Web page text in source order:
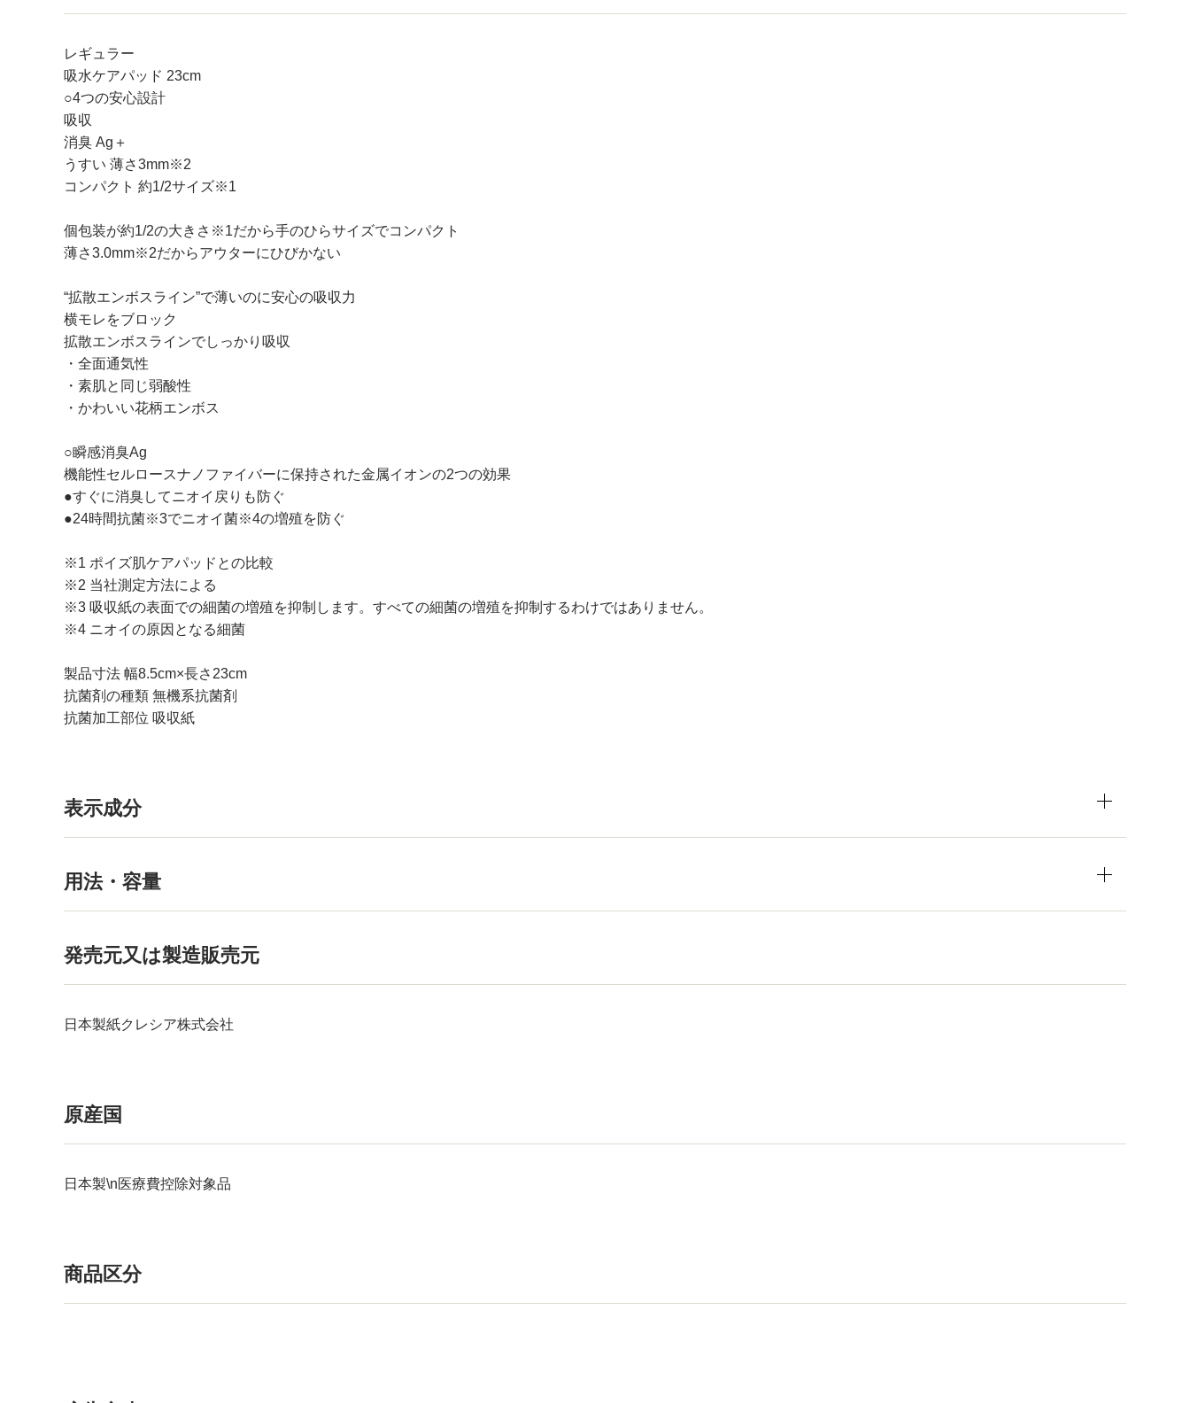
レギュラー
吸水ケアパッド 23cm
○4つの安心設計
吸収
消臭 Ag＋
うすい 薄さ3mm※2
コンパクト 約1/2サイズ※1
個包装が約1/2の大きさ※1だから手のひらサイズでコンパクト
薄さ3.0mm※2だからアウターにひびかない
“拡散エンボスライン”で薄いのに安心の吸収力
横モレをブロック
拡散エンボスラインでしっかり吸収
・全面通気性
・素肌と同じ弱酸性
・かわいい花柄エンボス
○瞬感消臭Ag
機能性セルロースナノファイバーに保持された金属イオンの2つの効果
●すぐに消臭してニオイ戻りも防ぐ
●24時間抗菌※3でニオイ菌※4の増殖を防ぐ
※1 ポイズ肌ケアパッドとの比較
※2 当社測定方法による
※3 吸収紙の表面での細菌の増殖を抑制します。すべての細菌の増殖を抑制するわけではありません。
※4 ニオイの原因となる細菌
製品寸法 幅8.5cm×長さ23cm
抗菌剤の種類 無機系抗菌剤
抗菌加工部位 吸収紙
表示成分
用法・容量
発売元又は製造販売元
日本製紙クレシア株式会社
原産国
日本製\n医療費控除対象品
商品区分